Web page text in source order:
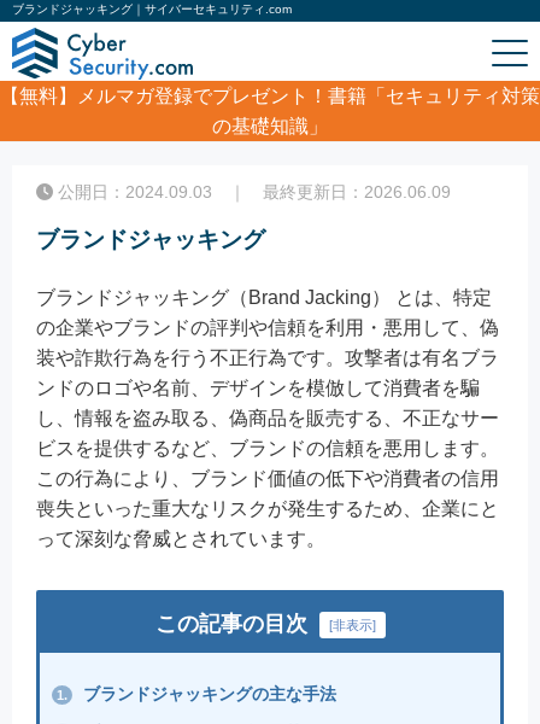
ブランドジャッキング｜サイバーセキュリティ.com
【無料】
メルマガ登録でプレゼント！書籍「セキュリティ対策
の基礎知識」
ブランドジャッキング
公開日：2024.09.03 ｜ 最終更新日：2026.06.09
ブランドジャッキング
ブランドジャッキング（Brand Jacking） とは、特定
の企業やブランドの評判や信頼を利用・悪用して、偽
装や詐欺行為を行う不正行為です。攻撃者は有名ブラ
ンドのロゴや名前、デザインを模倣して消費者を騙
し、情報を盗み取る、偽商品を販売する、不正なサー
ビスを提供するなど、ブランドの信頼を悪用します。
この行為により、ブランド価値の低下や消費者の信用
喪失といった重大なリスクが発生するため、企業にと
って深刻な脅威とされています。
この記事の目次 [非表示]
1. ブランドジャッキングの主な手法